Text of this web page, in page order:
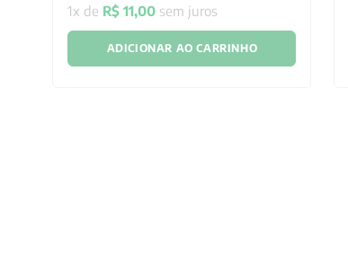
1x de R$ 11,00 sem juros
ADICIONAR AO CARRINHO